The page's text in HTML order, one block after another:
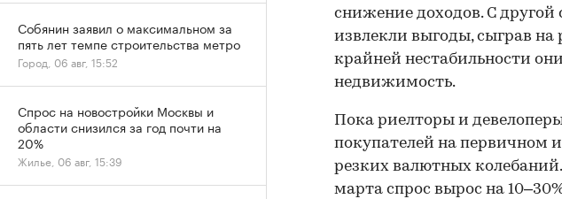
снижение доходов. С другой
извлекли выгоды, сыграв на
крайней нестабильности
недвижимость.
Пока риелторы и
покупателей на первичном
резких валютных
марта спрос вырос на
Собянин заявил о максимальном за
пять лет темпе строительства метро
Город, 06 авг, 15:52
Спрос на новостройки Москвы и
области снизился за год почти на
20%
Жилье, 06 авг, 15:39